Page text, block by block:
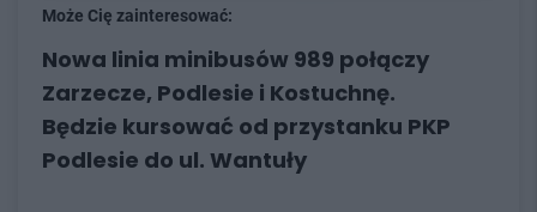
Może Cię zainteresować:
Nowa linia minibusów 989 połączy
Zarzecze, Podlesie i Kostuchnę.
Będzie kursować od przystanku PKP
Podlesie do ul. Wantuły